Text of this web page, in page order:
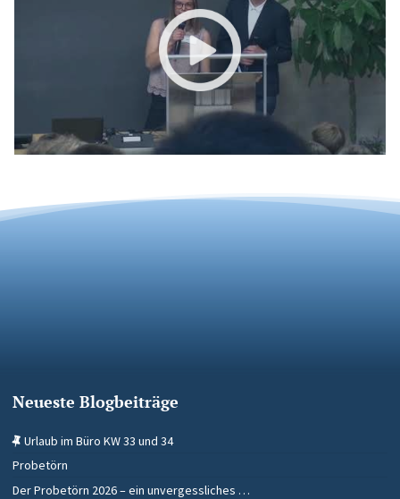
Neueste Blogbeiträge
Urlaub im Büro KW 33 und 34
Probetörn
Der Probetörn 2026 – ein unvergessliches …